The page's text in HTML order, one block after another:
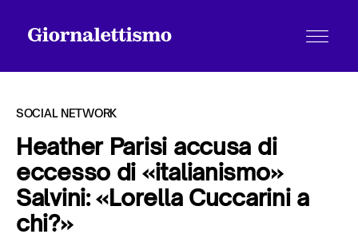
Tutti gli articoli
SOCIAL NETWORK
Heather Parisi accusa di
eccesso di «italianismo»
Salvini: «Lorella Cuccarini a
chi?»